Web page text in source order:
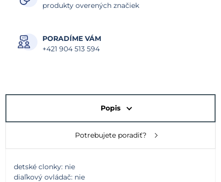
produkty overených značiek
PORADÍME VÁM
+421 904 513 594
Popis
Potrebujete poradiť?
detské clonky: nie
diaľkový ovládač: nie